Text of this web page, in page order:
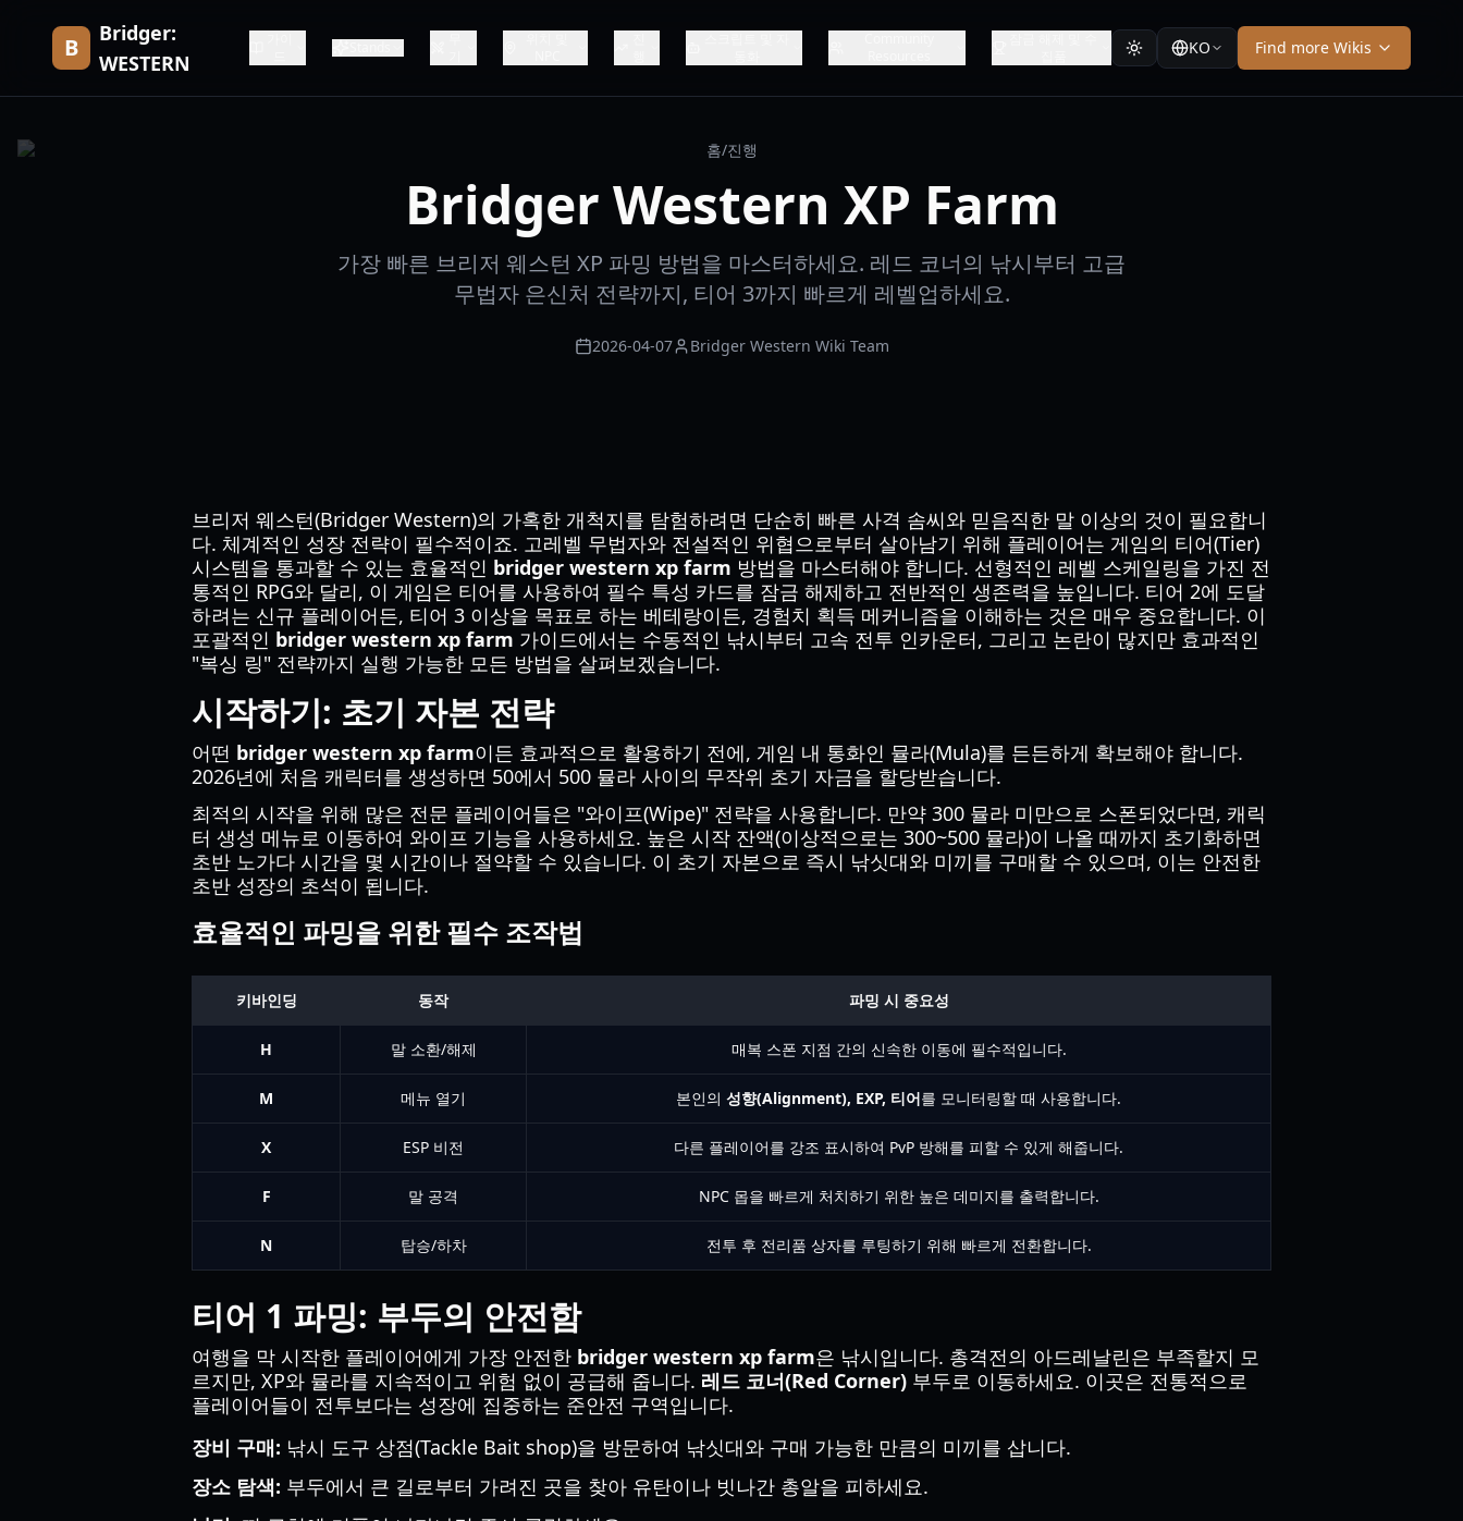
B
Bridger:
WESTERN
KO Find more Wikis
홈/진행
Bridger Western XP Farm
가장 빠른 브리저 웨스턴 XP 파밍 방법을 마스터하세요. 레드 코너의 낚시부터 고급
무법자 은신처 전략까지, 티어 3까지 빠르게 레벨업하세요.
2026-04-07 Bridger Western Wiki Team
브리저 웨스턴(Bridger Western)의 가혹한 개척지를 탐험하려면 단순히 빠른 사격 솜씨와 믿음직한 말 이상의 것이 필요합니
다. 체계적인 성장 전략이 필수적이죠. 고레벨 무법자와 전설적인 위협으로부터 살아남기 위해 플레이어는 게임의 티어(Tier)
시스템을 통과할 수 있는 효율적인 bridger western xp farm 방법을 마스터해야 합니다. 선형적인 레벨 스케일링을 가진 전
통적인 RPG와 달리, 이 게임은 티어를 사용하여 필수 특성 카드를 잠금 해제하고 전반적인 생존력을 높입니다. 티어 2에 도달
하려는 신규 플레이어든, 티어 3 이상을 목표로 하는 베테랑이든, 경험치 획득 메커니즘을 이해하는 것은 매우 중요합니다. 이
포괄적인 bridger western xp farm 가이드에서는 수동적인 낚시부터 고속 전투 인카운터, 그리고 논란이 많지만 효과적인
"복싱 링" 전략까지 실행 가능한 모든 방법을 살펴보겠습니다.
시작하기: 초기 자본 전략
어떤 bridger western xp farm이든 효과적으로 활용하기 전에, 게임 내 통화인 뮬라(Mula)를 든든하게 확보해야 합니다.
2026년에 처음 캐릭터를 생성하면 50에서 500 뮬라 사이의 무작위 초기 자금을 할당받습니다.
최적의 시작을 위해 많은 전문 플레이어들은 "와이프(Wipe)" 전략을 사용합니다. 만약 300 뮬라 미만으로 스폰되었다면, 캐릭
터 생성 메뉴로 이동하여 와이프 기능을 사용하세요. 높은 시작 잔액(이상적으로는 300~500 뮬라)이 나올 때까지 초기화하면
초반 노가다 시간을 몇 시간이나 절약할 수 있습니다. 이 초기 자본으로 즉시 낚싯대와 미끼를 구매할 수 있으며, 이는 안전한
초반 성장의 초석이 됩니다.
효율적인 파밍을 위한 필수 조작법
키바인딩 동작 파밍 시 중요성
H 말 소환/해제 매복 스폰 지점 간의 신속한 이동에 필수적입니다.
M 메뉴 열기 본인의 성향(Alignment), EXP, 티어를 모니터링할 때 사용합니다.
X ESP 비전 다른 플레이어를 강조 표시하여 PvP 방해를 피할 수 있게 해줍니다.
F 말 공격 NPC 몹을 빠르게 처치하기 위한 높은 데미지를 출력합니다.
N 탑승/하차 전투 후 전리품 상자를 루팅하기 위해 빠르게 전환합니다.
티어 1 파밍: 부두의 안전함
여행을 막 시작한 플레이어에게 가장 안전한 bridger western xp farm은 낚시입니다. 총격전의 아드레날린은 부족할지 모
르지만, XP와 뮬라를 지속적이고 위험 없이 공급해 줍니다. 레드 코너(Red Corner) 부두로 이동하세요. 이곳은 전통적으로
플레이어들이 전투보다는 성장에 집중하는 준안전 구역입니다.
장비 구매: 낚시 도구 상점(Tackle Bait shop)을 방문하여 낚싯대와 구매 가능한 만큼의 미끼를 삽니다.
장소 탐색: 부두에서 큰 길로부터 가려진 곳을 찾아 유탄이나 빗나간 총알을 피하세요.